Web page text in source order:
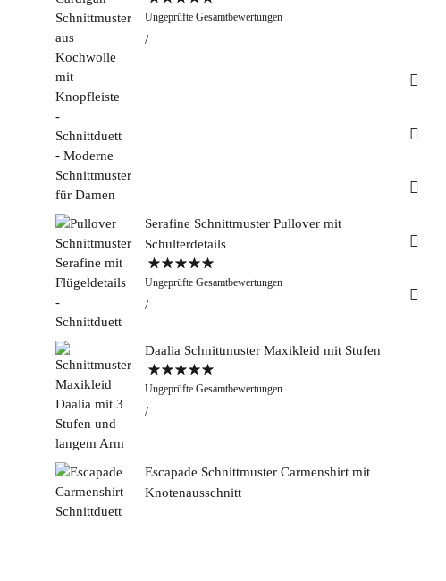
&
Bewertet mit
5.00von 5
Ungeprüfte Gesamtbewertungen
Serafine Schnittmuster Pullover mit
Schulterdetails
Bewertet mit
5.00von 5
Ungeprüfte Gesamtbewertungen
Daalia Schnittmuster Maxikleid mit Stufen
Bewertet mit
5.00von 5
Ungeprüfte Gesamtbewertungen
Escapade Schnittmuster Carmenshirt mit
Knotenausschnitt